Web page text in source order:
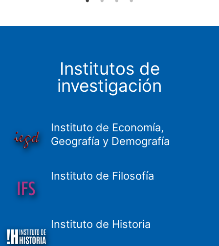
Institutos de
investigación
Instituto de Economía,
Geografía y Demografía
Instituto de Filosofía
Instituto de Historia